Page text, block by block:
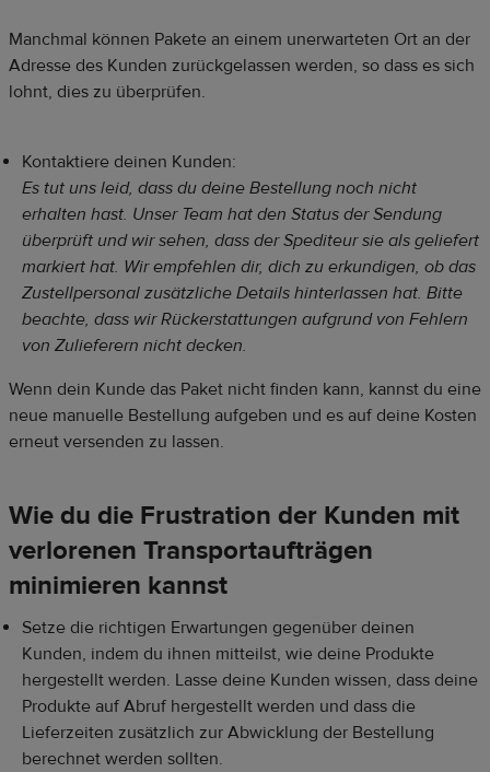
Manchmal können Pakete an einem unerwarteten Ort an der
Adresse des Kunden zurückgelassen werden, so dass es sich
lohnt, dies zu überprüfen.
Kontaktiere deinen Kunden:
Es tut uns leid, dass du deine Bestellung noch nicht
erhalten hast. Unser Team hat den Status der Sendung
überprüft und wir sehen, dass der Spediteur sie als geliefert
markiert hat. Wir empfehlen dir, dich zu erkundigen, ob das
Zustellpersonal zusätzliche Details hinterlassen hat. Bitte
beachte, dass wir Rückerstattungen aufgrund von Fehlern
von Zulieferern nicht decken.
Wenn dein Kunde das Paket nicht finden kann, kannst du eine
neue manuelle Bestellung aufgeben und es auf deine Kosten
erneut versenden zu lassen.
Wie du die Frustration der Kunden mit
verlorenen Transportaufträgen
minimieren kannst
Setze die richtigen Erwartungen gegenüber deinen
Kunden, indem du ihnen mitteilst, wie deine Produkte
hergestellt werden. Lasse deine Kunden wissen, dass deine
Produkte auf Abruf hergestellt werden und dass die
Lieferzeiten zusätzlich zur Abwicklung der Bestellung
berechnet werden sollten.